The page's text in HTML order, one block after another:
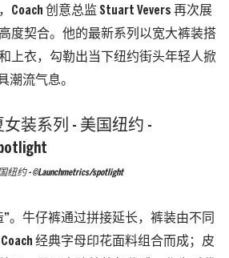
Coach 创意总监 Stuart Vevers 再次展
度契合。他的最新系列以宽大裤装搭
上衣，勾勒出当下纽约街头年轻人掀
潮流气息。
纽约 - ©Launchmetrics/spotlight
。牛仔裤通过拼接延长，裤装由不同
经典字母印花面料组合而成；皮